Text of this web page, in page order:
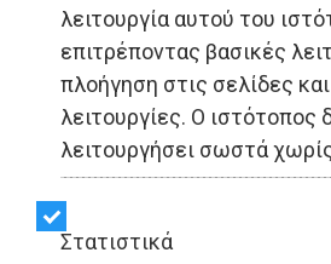
λειτουργία αυτού του
επιτρέποντας βασικές
πλοήγηση στις σελίδες
λειτουργίες. Ο ιστότοπος
λειτουργήσει σωστά
Στατιστικά
LIFESTYLE - Νέα Μάκρη
Πλωτό…
έξω από το
κάτοικοι
πλοία αρόδου -